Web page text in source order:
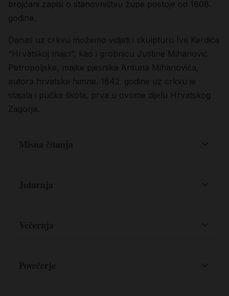
brojčani zapisi o stanovništvu župe postoje od 1808.
godine.
Danas uz crkvu možemo vidjeti i skulpturu Ive Kerdića
“Hrvatskoj majci”, kao i grobnicu Justine Mihanović
Petropoljske, majke pjesnika Antuna Mihanovića,
autora hrvatske himne. 1842. godine uz crkvu je
stajala i pučka škola, prva u ovome dijelu Hrvatskog
Zagorja.